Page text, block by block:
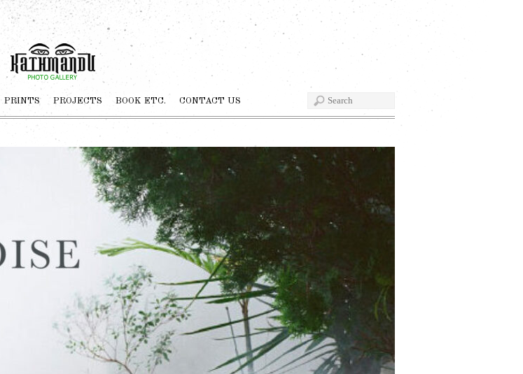
PRINTS PROJECTS BOOK ETC. CONTACT US